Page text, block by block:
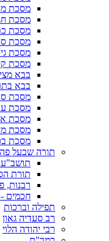
מסכת
מסכת
מסכת
מסכת
מסכת
מסכת
בבא
בבא
מסכת
מסכת
מסכת
מסכת
מסכת
תורה שבעל
תושב"ע
תורת
רבנות,
חכמים
תפילה וברכות
רב סעדיה גאון
רבי יהודה הלוי